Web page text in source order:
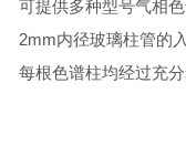
可提供多种型号气相
2mm内径玻璃柱管的
每根色谱柱均经过充